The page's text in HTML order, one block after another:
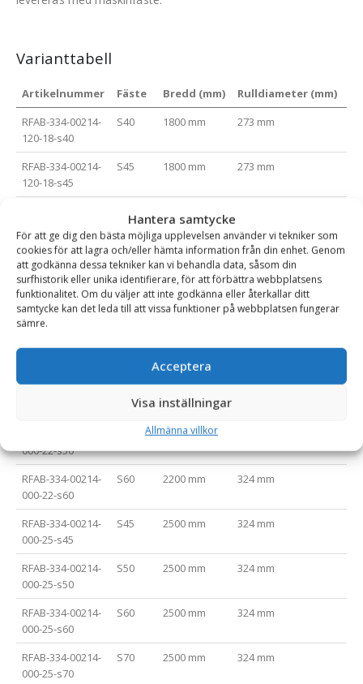
Hantera samtycke
För att ge dig den bästa möjliga upplevelsen använder vi tekniker som
cookies för att lagra och/eller hämta information från din enhet. Genom
att godkänna dessa tekniker kan vi behandla data, såsom din
surfhistorik eller unika identifierare, för att förbättra webbplatsens
funktionalitet. Om du väljer att inte godkänna eller återkallar ditt
samtycke kan det leda till att vissa funktioner på webbplatsen fungerar
sämre.
Acceptera
Visa inställningar
Allmänna villkor
Varianttabell
Artikelnummer Fäste Bredd (mm) Rulldiameter (mm)
RFAB-334-00214-
120-18-s40
S40 1800 mm 273 mm
RFAB-334-00214-
120-18-s45
S45 1800 mm 273 mm
RFAB-334-00214-
120-21-s45
S45 2100 mm 273 mm
RFAB-334-00214-
120-21-s50
S50 2100 mm 273 mm
RFAB-334-00214-
S60 2100 mm 273 mm
RFAB-334-00214-
S45 2200 mm 324 mm
000-22-s50
2200 mm
RFAB-334-00214-
000-22-s60
S60 2200 mm 324 mm
RFAB-334-00214-
000-25-s45
S45 2500 mm 324 mm
RFAB-334-00214-
000-25-s50
S50 2500 mm 324 mm
RFAB-334-00214-
000-25-s60
S60 2500 mm 324 mm
RFAB-334-00214-
000-25-s70
S70 2500 mm 324 mm